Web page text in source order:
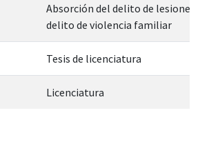
Absorción del delito de lesiones
delito de violencia familiar
Tesis de licenciatura
Licenciatura